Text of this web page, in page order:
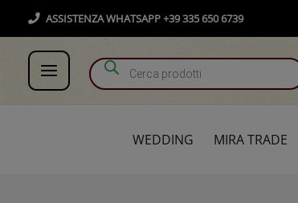
contenuto
ASSISTENZA WHATSAPP +39 335 650 6739
Products search
WEDDING MIRA TRADE